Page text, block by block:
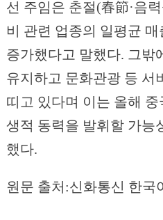
선 주임은 춘절(春節·음
비 관련 업종의 일평균
증가했다고 말했다. 그밖
유지하고 문화관광 등 서
띠고 있다며 이는 올해
생적 동력을 발휘할 가능
했다.
원문 출처:신화통신 한국